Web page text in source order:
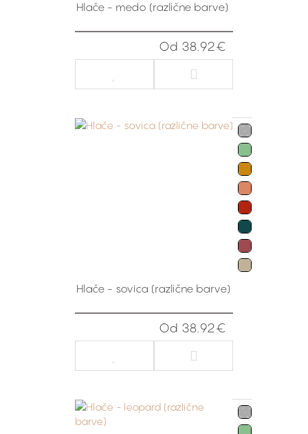
Hlače - medo (različne barve)
Od 38.92€
Hlače - sovica (različne barve)
Od 38.92€